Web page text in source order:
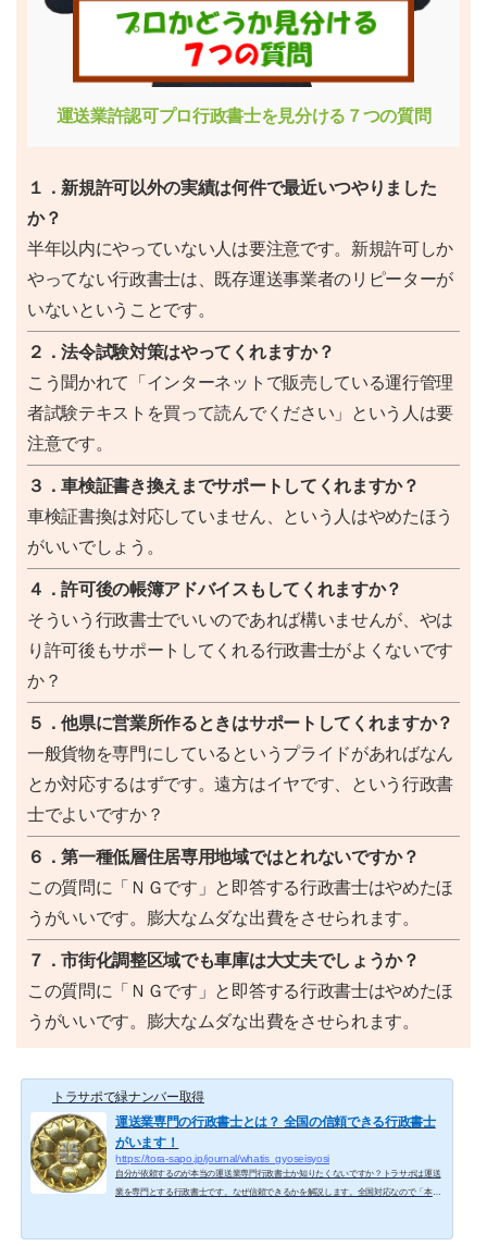
運送業許認可プロ行政書士を見分ける７つの質問
１．新規許可以外の実績は何件で最近いつやりました
か？
半年以内にやっていない人は要注意です。新規許可しか
やってない行政書士は、既存運送事業者のリピーターが
いないということです。
２．法令試験対策はやってくれますか？
こう聞かれて「インターネットで販売している運行管理
者試験テキストを買って読んでください」という人は要
注意です。
３．車検証書き換えまでサポートしてくれますか？
車検証書換は対応していません、という人はやめたほう
がいいでしょう。
４．許可後の帳簿アドバイスもしてくれますか？
そういう行政書士でいいのであれば構いませんが、やは
り許可後もサポートしてくれる行政書士がよくないです
か？
５．他県に営業所作るときはサポートしてくれますか？
一般貨物を専門にしているというプライドがあればなん
とか対応するはずです。遠方はイヤです、という行政書
士でよいですか？
６．第一種低層住居専用地域ではとれないですか？
この質問に「ＮＧです」と即答する行政書士はやめたほ
うがいいです。膨大なムダな出費をさせられます。
７．市街化調整区域でも車庫は大丈夫でしょうか？
この質問に「ＮＧです」と即答する行政書士はやめたほ
うがいいです。膨大なムダな出費をさせられます。
トラサポで緑ナンバー取得
運送業専門の行政書士とは？ 全国の信頼できる行政書士
がいます！
https://tora-sapo.jp/journal/whatis_gyoseisyosi
自分が依頼するのが本当の運送業専門行政書士か知りたくないですか？トラサポは運送
業を専門とする行政書士です。なぜ信頼できるかを解説します。全国対応なので「本当